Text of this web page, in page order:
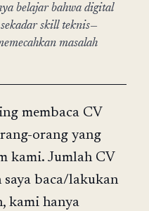
belajar bahwa digital
skill teknis—
masalah
membaca CV
orang yang
kami. Jumlah CV
saya baca/lakukan
kami hanya